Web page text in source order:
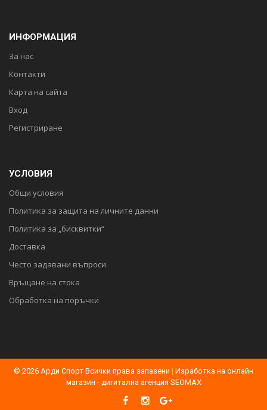
ИНФОРМАЦИЯ
За нас
Контакти
Карта на сайта
Вход
Регистриране
УСЛОВИЯ
Общи условия
Политика за защита на личните данни
Политика за „бисквитки“
Доставка
Често задавани въпроси
Връщане на стока
Обработка на поръчки
© 2026 Арди Спорт Всички права запазени | Изработка на онлайн
магазин - дигитална агенция SEOMAX